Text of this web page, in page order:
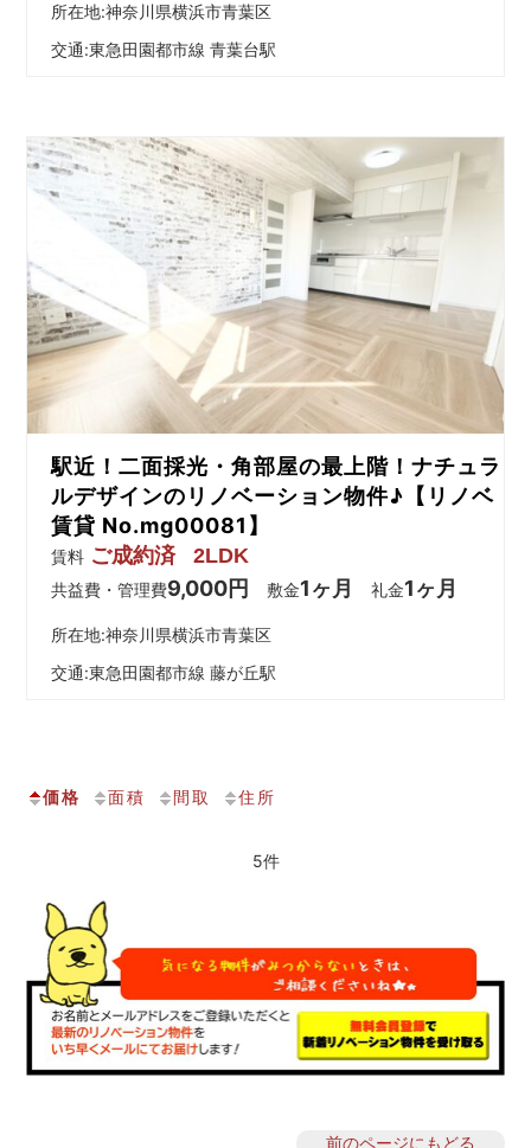
所在地:神奈川県横浜市青葉区
交通:東急田園都市線 青葉台駅
駅近！二面採光・角部屋の最上階！ナチュラ
ルデザインのリノベーション物件♪【リノベ
賃貸 No.mg00081】
賃料 ご成約済 2LDK
共益費・管理費9,000円 敷金1ヶ月 礼金1ヶ月
所在地:神奈川県横浜市青葉区
交通:東急田園都市線 藤が丘駅
価格 面積 間取 住所
5件
前のページにもどる